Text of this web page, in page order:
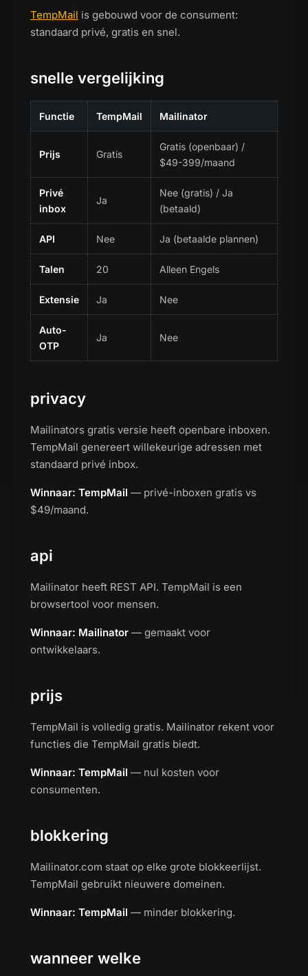
TempMail is gebouwd voor de consument:
standaard privé, gratis en snel.
snelle vergelijking
Functie TempMail Mailinator
Prijs Gratis
Gratis (openbaar) /
$49-399/maand
Privé
inbox
Ja
Nee (gratis) / Ja
(betaald)
API Nee Ja (betaalde plannen)
Talen 20 Alleen Engels
Extensie Ja Nee
Auto-
OTP
Ja Nee
privacy
Mailinators gratis versie heeft openbare inboxen.
TempMail genereert willekeurige adressen met
standaard privé inbox.
Winnaar: TempMail — privé-inboxen gratis vs
$49/maand.
api
Mailinator heeft REST API. TempMail is een
browsertool voor mensen.
Winnaar: Mailinator — gemaakt voor
ontwikkelaars.
prijs
TempMail is volledig gratis. Mailinator rekent voor
functies die TempMail gratis biedt.
Winnaar: TempMail — nul kosten voor
consumenten.
blokkering
Mailinator.com staat op elke grote blokkeerlijst.
TempMail gebruikt nieuwere domeinen.
Winnaar: TempMail — minder blokkering.
wanneer welke